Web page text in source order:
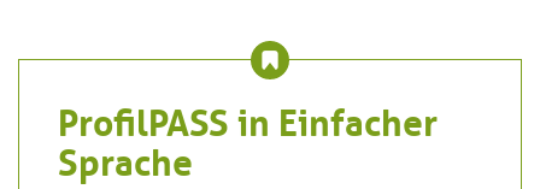
ProfilPASS in Einfacher
Sprache